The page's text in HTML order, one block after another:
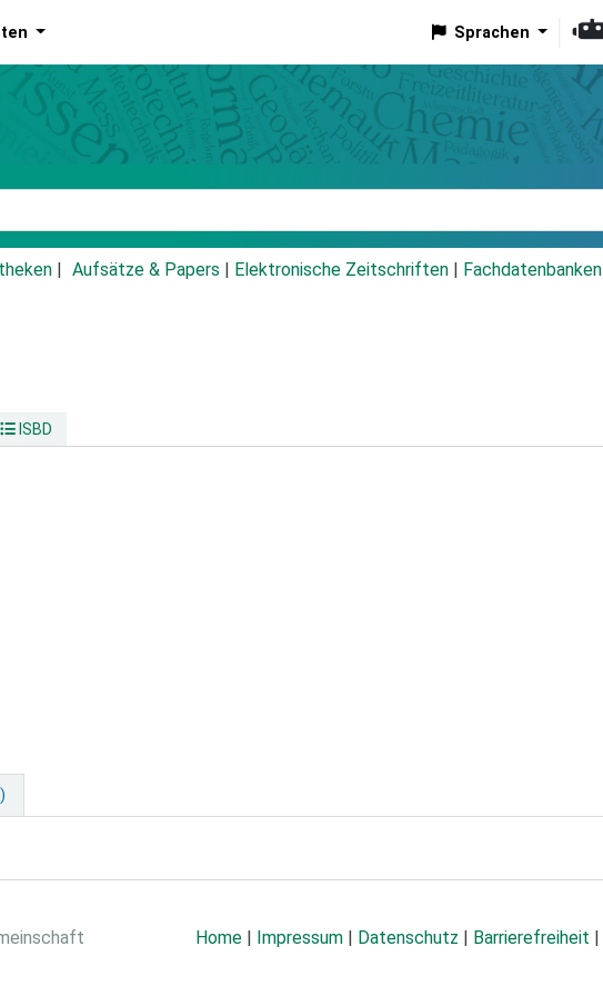
Sprachen
Aufsätze & Papers Elektronische Zeitschriften Fachdatenbanken
ISBD
Home | Impressum | Datenschutz | Barrierefreiheit |